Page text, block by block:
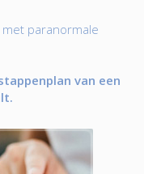
paranormale
van een